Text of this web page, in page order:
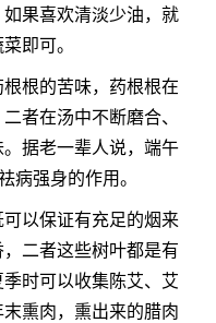
果喜欢清淡少油，就
即可。
根的苦味，药根根在
者在汤中不断磨合、
据老一辈人说，端午
病强身的作用。
以保证有充足的烟来
二者这些树叶都是有
时可以收集陈艾、艾
熏肉，熏出来的腊肉